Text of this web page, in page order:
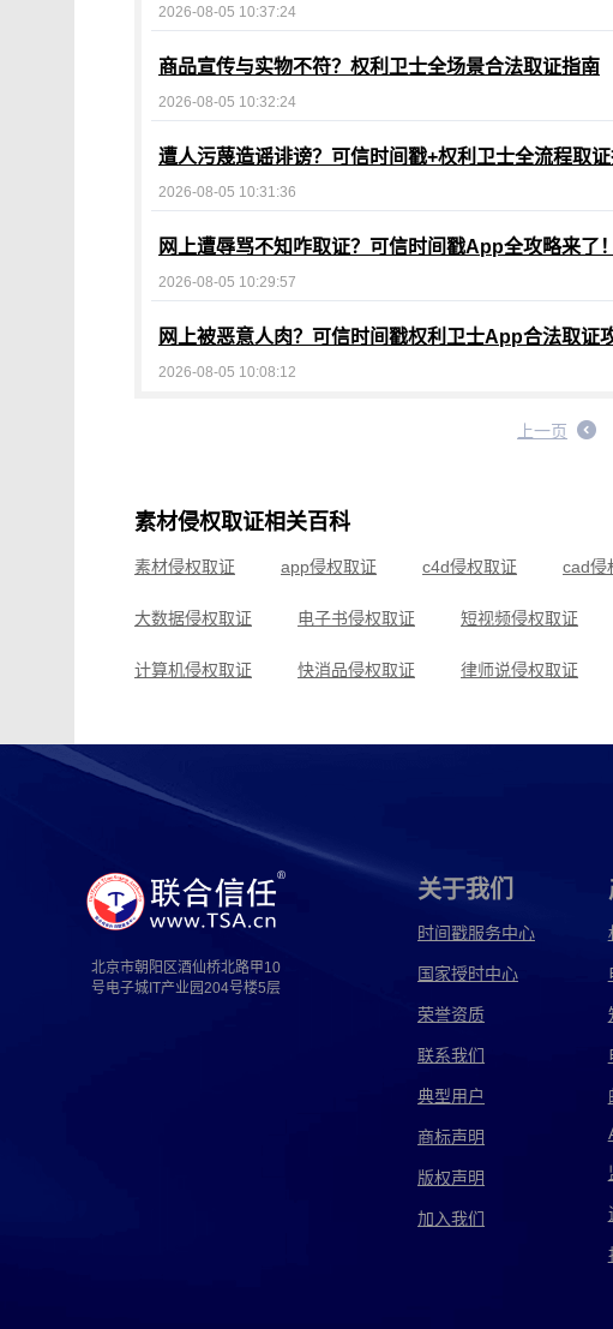
2026-08-05 10:37:24
商品宣传与实物不符？权利卫士全场景合法取证指南
2026-08-05 10:32:24
遭人污蔑造谣诽谤？可信时间戳+权利卫士全流程取
2026-08-05 10:31:36
网上遭辱骂不知咋取证？可信时间戳App全攻略来了！
2026-08-05 10:29:57
网上被恶意人肉？可信时间戳权利卫士App合法取证
2026-08-05 10:08:12
上一页
素材侵权取证相关百科
素材侵权取证 app侵权取证 c4d侵权取证 cad侵
大数据侵权取证 电子书侵权取证 短视频侵权取证
计算机侵权取证 快消品侵权取证 律师说侵权取证
亚马逊侵权取证
持续侵权取证 传奇侵权取证 代码侵权取证 盗
店招侵权取证 方法侵权取证 方
服装侵权取证 工艺侵权取证 公
人身侵权取证 软
深圳侵权取证 使
北京市朝阳区酒仙桥北路甲10
号电子城IT产业园204号楼5层
关于我们
时间戳服务中心
国家授时中心
荣誉资质
联系我们
典型用户
商标声明
版权声明
加入我们